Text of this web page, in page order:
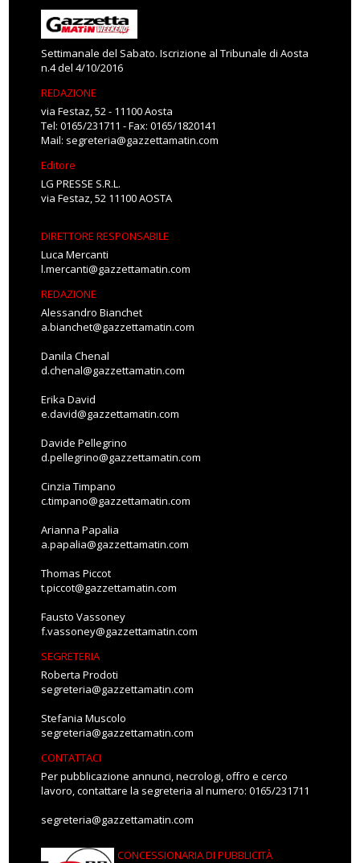
Settimanale del Sabato. Iscrizione al Tribunale di Aosta
n.4 del 4/10/2016
REDAZIONE
via Festaz, 52 - 11100 Aosta
Tel: 0165/231711 - Fax: 0165/1820141
Mail: segreteria@gazzettamatin.com
Editore
LG PRESSE S.R.L.
via Festaz, 52 11100 AOSTA
DIRETTORE RESPONSABILE
Luca Mercanti
l.mercanti@gazzettamatin.com
REDAZIONE
Alessandro Bianchet
a.bianchet@gazzettamatin.com
Danila Chenal
d.chenal@gazzettamatin.com
Erika David
e.david@gazzettamatin.com
Davide Pellegrino
d.pellegrino@gazzettamatin.com
Cinzia Timpano
c.timpano@gazzettamatin.com
Arianna Papalia
a.papalia@gazzettamatin.com
Thomas Piccot
t.piccot@gazzettamatin.com
Fausto Vassoney
f.vassoney@gazzettamatin.com
SEGRETERIA
Roberta Prodoti
segreteria@gazzettamatin.com
Stefania Muscolo
segreteria@gazzettamatin.com
CONTATTACI
Per pubblicazione annunci, necrologi, offro e cerco
lavoro, contattare la segreteria al numero: 0165/231711
segreteria@gazzettamatin.com
CONCESSIONARIA DI PUBBLICITÀ